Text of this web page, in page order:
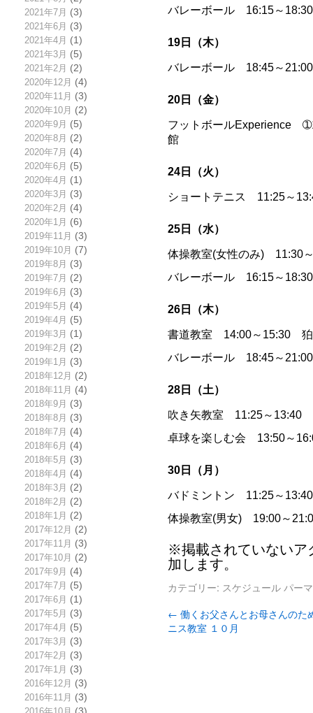
2021年7月 (3)
2021年6月 (3)
2021年4月 (1)
2021年3月 (5)
2021年2月 (2)
2020年12月 (4)
2020年11月 (3)
2020年10月 (2)
2020年9月 (5)
2020年8月 (2)
2020年7月 (4)
2020年6月 (5)
2020年4月 (1)
2020年3月 (3)
2020年2月 (4)
2020年1月 (6)
2019年11月 (3)
2019年10月 (7)
2019年8月 (3)
2019年7月 (2)
2019年6月 (3)
2019年5月 (4)
2019年4月 (5)
2019年3月 (1)
2019年2月 (2)
2019年1月 (3)
2018年12月 (2)
2018年11月 (4)
2018年9月 (3)
2018年8月 (3)
2018年7月 (4)
2018年6月 (4)
2018年5月 (3)
2018年4月 (4)
2018年3月 (2)
2018年2月 (2)
2018年1月 (2)
2017年12月 (2)
2017年11月 (3)
2017年10月 (2)
2017年9月 (4)
2017年7月 (5)
2017年6月 (1)
2017年5月 (3)
2017年4月 (5)
2017年3月 (3)
2017年2月 (3)
2017年1月 (3)
2016年12月 (3)
2016年11月 (3)
バレーボール 16:15～
19日（木）
バレーボール 18:45～
20日（金）
フットボールExperience
館
24日（火）
ショートテニス 11:25～
25日（水）
体操教室(女性のみ) 11:30
バレーボール 16:15～
26日（木）
書道教室 14:00～15:30 狛
バレーボール 18:45～
28日（土）
吹き矢教室 11:25～13:40
卓球を楽しむ会 13:50～
30日（月）
バドミントン 11:25～
体操教室(男女) 19:00～
※掲載されていないア
加します。
カテゴリー: スケジュール パー
← 働くお父さんとお母さんのた
ニス教室 １０月